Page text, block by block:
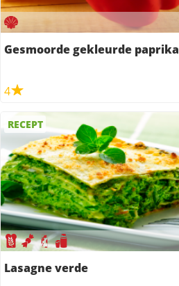
Gesmoorde gekleurde paprika
4
RECEPT
Lasagne verde